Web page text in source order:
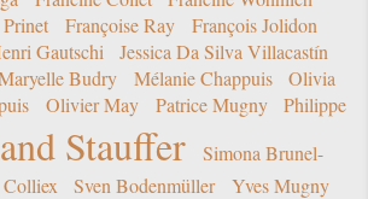
Françoise Ray
François Jolidon
Gautschi
Jessica Da Silva Villacastín
Budry Mélanie Chappuis
Olivia
Olivier May Patrice Mugny
Philippe
Stauffer
Simona Brunel-
Sven Bodenmüller Yves Mugny